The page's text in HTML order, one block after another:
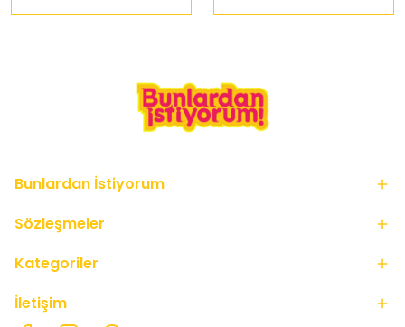
Bunlardan İstiyorum
Sözleşmeler
Kategoriler
İletişim